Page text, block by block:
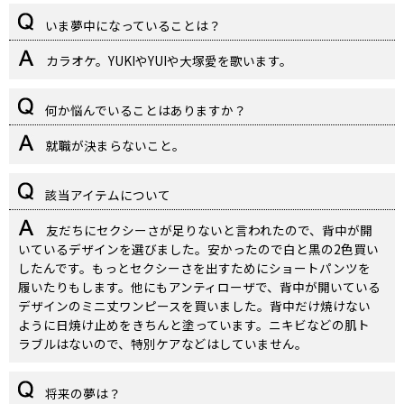
いま夢中になっていることは？
カラオケ。YUKIやYUIや大塚愛を歌います。
何か悩んでいることはありますか？
就職が決まらないこと。
該当アイテムについて
友だちにセクシーさが足りないと言われたので、背中が開
いているデザインを選びました。安かったので白と黒の2色買い
したんです。もっとセクシーさを出すためにショートパンツを
履いたりもします。他にもアンティローザで、背中が開いている
デザインのミニ丈ワンピースを買いました。背中だけ焼けない
ように日焼け止めをきちんと塗っています。ニキビなどの肌ト
ラブルはないので、特別ケアなどはしていません。
将来の夢は？